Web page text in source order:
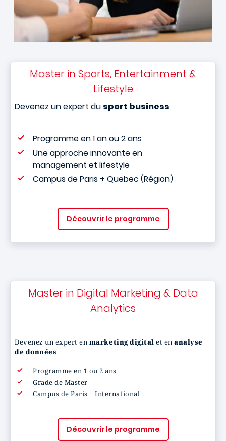
Master in Sports, Entertainment &
Lifestyle
Devenez un expert du sport business
Programme en 1 an ou 2 ans
Une approche innovante en
management et lifestyle
Campus de Paris + Quebec (Région)
Découvrir le programme
Master in Digital Marketing & Data
Analytics
Devenez un expert en marketing digital et enanalyse
de données
Programme en 1 ou 2 ans
Grade de Master
Campus de Paris + International
Découvrir le programme